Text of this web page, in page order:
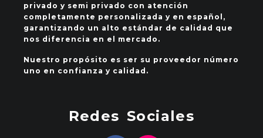
privado y semi privado con atención
completamente personalizada y en español,
garantizando un alto estándar de calidad que
nos diferencia en el mercado.
Nuestro propósito es ser su proveedor número
uno en confianza y calidad.
Redes Sociales